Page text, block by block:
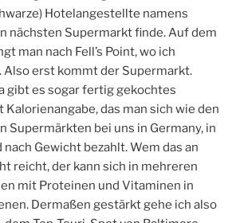
Hotelangestellte namens
nächsten Supermarkt finde. Auf dem
man nach Fell’s Point, wo ich
Also erst kommt der Supermarkt.
gibt es sogar fertig gekochtes
das man sich wie den
Supermärkten bei uns in Germany, in
nach Gewicht bezahlt. Wem das an
reicht, der kann sich in mehreren
mit Proteinen und Vitaminen in
Dermaßen gestärkt gehe ich also